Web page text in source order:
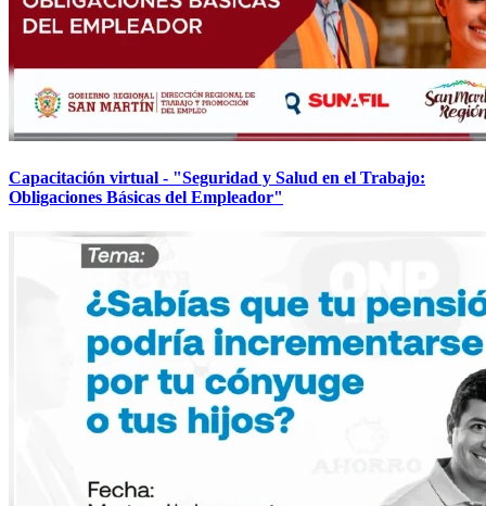
Capacitación virtual - "Seguridad y Salud en el Trabajo:
Obligaciones Básicas del Empleador"